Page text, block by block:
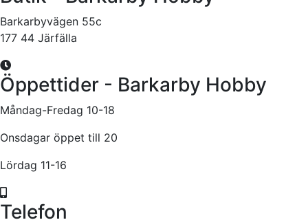
Barkarbyvägen 55c
177 44 Järfälla
Öppettider - Barkarby Hobby
Måndag-Fredag 10-18
Onsdagar öppet till 20
Lördag 11-16
Telefon